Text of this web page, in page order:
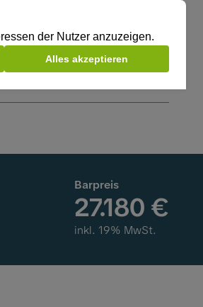
Barpreis
27.180 €
inkl. 19% MwSt.